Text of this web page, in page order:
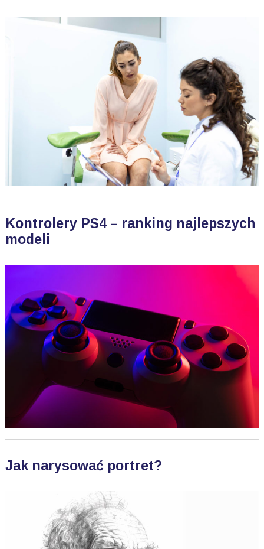
Kontrolery PS4 – ranking najlepszych
modeli
Jak narysować portret?